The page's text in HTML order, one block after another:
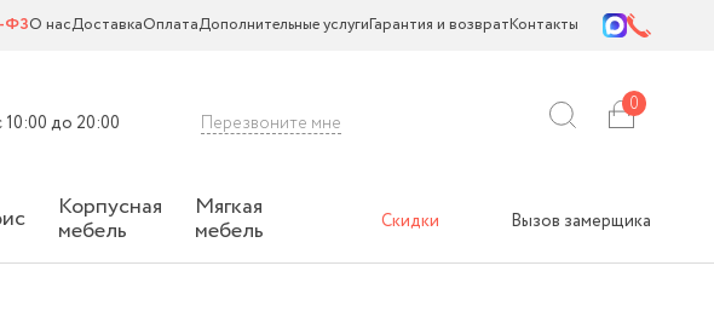
ФЗО насДоставкаОплатаДополнительные услугиГарантия и возвратКонтакты
до 20:00 Перезвоните мне
0
Корпусная
мебель
Мягкая
мебель Скидки Вызов замерщика